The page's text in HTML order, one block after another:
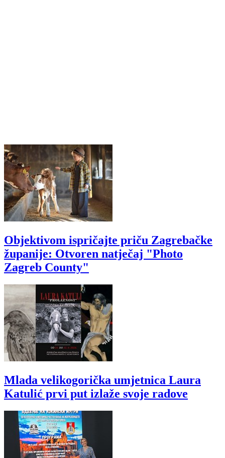
Objektivom ispričajte priču Zagrebačke
županije: Otvoren natječaj "Photo
Zagreb County"
Mlada velikogorička umjetnica Laura
Katulić prvi put izlaže svoje radove